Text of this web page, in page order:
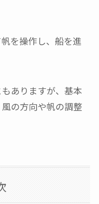
を操作し、船を進
ありますが、基本
の方向や帆の調整